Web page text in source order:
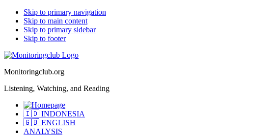
Skip to primary navigation
Skip to main content
Skip to primary sidebar
Skip to footer
Monitoringclub.org
Listening, Watching, and Reading
🇮🇩 INDONESIA
🇬🇧 ENGLISH
ANALYSIS